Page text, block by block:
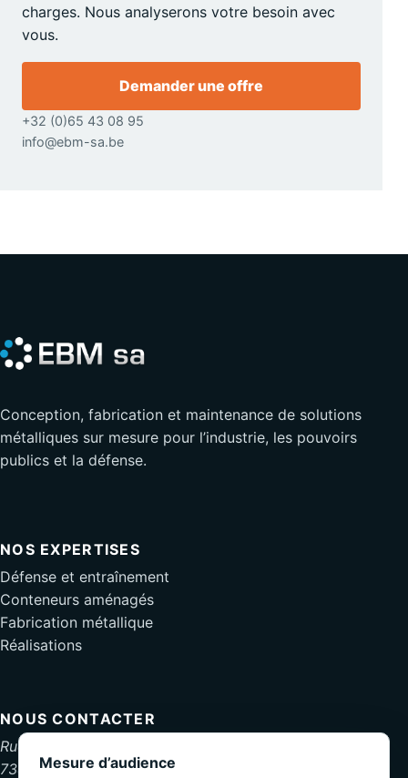
charges. Nous analyserons votre besoin avec
vous.
Demander une offre
+32 (0)65 43 08 95
info@ebm-sa.be
Conception, fabrication et maintenance de solutions
métalliques sur mesure pour l’industrie, les pouvoirs
publics et la défense.
NOS EXPERTISES
Défense et entraînement
Conteneurs aménagés
Fabrication métallique
Réalisations
NOUS CONTACTER
Rue de la Frontière 39
7380 Quiévrain, Belgique
Mesure d’audience